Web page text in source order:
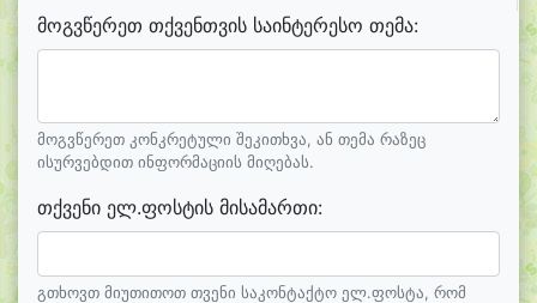
მოგვწერეთ თქვენთვის საინტერესო თემა:
მოგვწერეთ კონკრეტული შეკითხვა, ან თემა რაზეც
ისურვებდით ინფორმაციის მიღებას.
თქვენი ელ.ფოსტის მისამართი:
გთხოვთ მიუთითოთ თვენი საკონტაქტო ელ.ფოსტა, რომ